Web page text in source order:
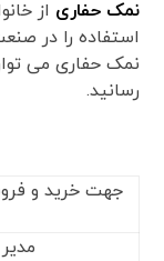
نمک حفاری از
استفاده را در
نمک حفاری می
رسانید.
جهت خرید و